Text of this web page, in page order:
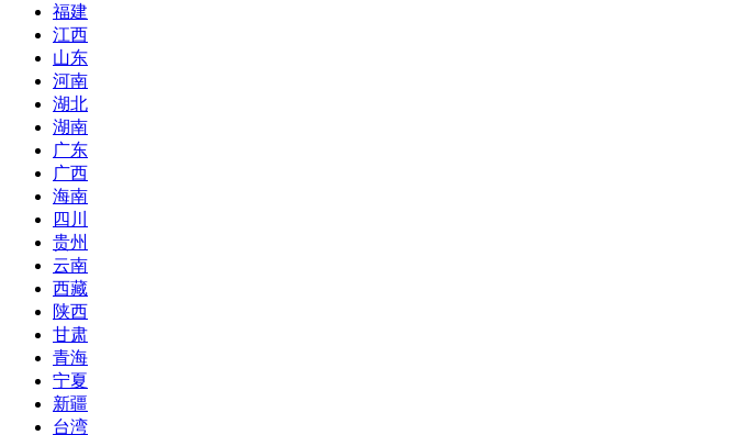
福建
江西
山东
河南
湖北
湖南
广东
广西
海南
四川
贵州
云南
西藏
陕西
甘肃
青海
宁夏
新疆
台湾